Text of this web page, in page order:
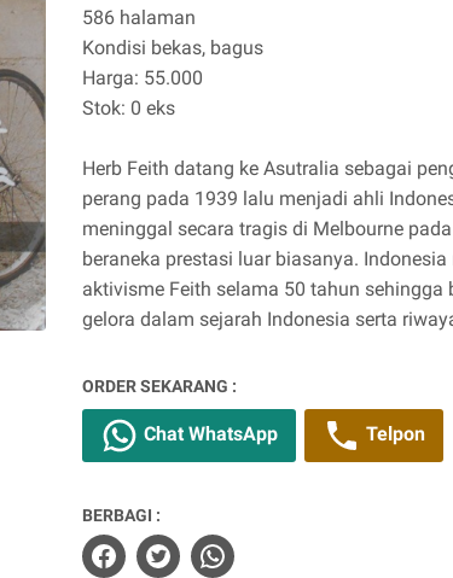
586 halaman
Kondisi bekas, bagus
Harga: 55.000
Stok: 0 eks
Herb Feith datang ke Asutralia sebagai
perang pada 1939 lalu menjadi ahli
meninggal secara tragis di Melbourne
beraneka prestasi luar biasanya.
aktivisme Feith selama 50 tahun
gelora dalam sejarah Indonesia serta
ORDER SEKARANG :
Chat WhatsApp Telpon
BERBAGI :